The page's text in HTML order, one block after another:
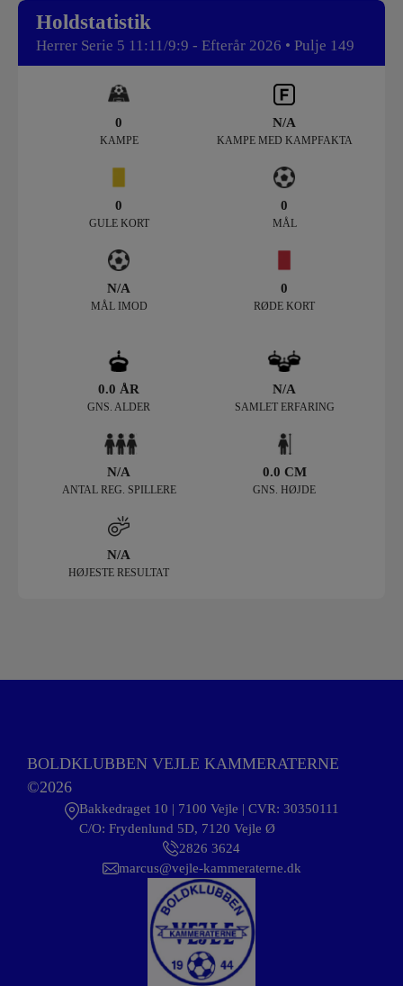
Holdstatistik
Herrer Serie 5 11:11/9:9 - Efterår 2026 • Pulje 149
0
KAMPE
N/A
KAMPE MED KAMPFAKTA
0
GULE KORT
0
MÅL
N/A
MÅL IMOD
0
RØDE KORT
0.0 ÅR
GNS. ALDER
N/A
SAMLET ERFARING
N/A
ANTAL REG. SPILLERE
0.0 CM
GNS. HØJDE
N/A
HØJESTE RESULTAT
BOLDKLUBBEN VEJLE KAMMERATERNE
©2026
Bakkedraget 10 | 7100 Vejle | CVR: 30350111
C/O: Frydenlund 5D, 7120 Vejle Ø
2826 3624
marcus@vejle-kammeraterne.dk